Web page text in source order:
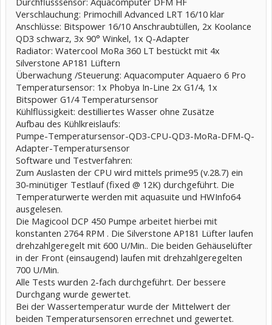
Verschlauchung: Primochill Advanced LRT 16/10 klar
Anschlüsse: Bitspower 16/10 Anschraubtüllen, 2x Koolance
QD3 schwarz, 3x 90° Winkel, 1x Q-Adapter
Radiator: Watercool MoRa 360 LT bestückt mit 4x
Silverstone AP181 Lüftern
Überwachung /Steuerung: Aquacomputer Aquaero 6 Pro
Temperatursensor: 1x Phobya In-Line 2x G1/4, 1x
Bitspower G1/4 Temperatursensor
Kühlflüssigkeit: destilliertes Wasser ohne Zusätze
Aufbau des Kühlkreislaufs:
Pumpe-Temperatursensor-QD3-CPU-QD3-MoRa-DFM-Q-
Adapter-Temperatursensor
Software und Testverfahren:
Zum Auslasten der CPU wird mittels prime95 (v.28.7) ein
30-minütiger Testlauf (fixed @ 12K) durchgeführt. Die
Temperaturwerte werden mit aquasuite und HWInfo64
ausgelesen.
Die Magicool DCP 450 Pumpe arbeitet hierbei mit
konstanten 2764 RPM . Die Silverstone AP181 Lüfter laufen
drehzahlgeregelt mit 600 U/Min.. Die beiden Gehäuselüfter
in der Front (einsaugend) laufen mit drehzahlgeregelten
700 U/Min.
Alle Tests wurden 2-fach durchgeführt. Der bessere
Durchgang wurde gewertet.
Bei der Wassertemperatur wurde der Mittelwert der
beiden Temperatursensoren errechnet und gewertet.